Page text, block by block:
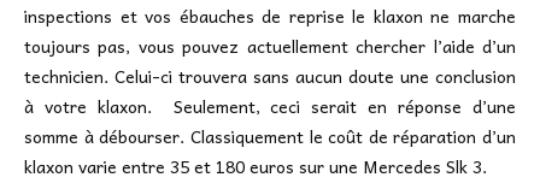
inspections et vos ébauches de reprise le klaxon ne marche
toujours pas, vous pouvez actuellement chercher l’aide d’un
technicien. Celui-ci trouvera sans aucun doute une conclusion
à votre klaxon. Seulement, ceci serait en réponse d’une
somme à débourser. Classiquement le coût de réparation d’un
klaxon varie entre 35 et 180 euros sur une Mercedes Slk 3.